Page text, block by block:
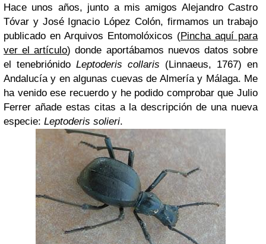
Hace unos años, junto a mis amigos Alejandro Castro
Tóvar y José Ignacio López Colón, firmamos un trabajo
publicado en Arquivos Entomolóxicos (Pincha aquí para
ver el artículo) donde aportábamos nuevos datos sobre
el tenebriónido Leptoderis collaris (Linnaeus, 1767) en
Andalucía y en algunas cuevas de Almería y Málaga. Me
ha venido ese recuerdo y he podido comprobar que Julio
Ferrer añade estas citas a la descripción de una nueva
especie: Leptoderis solieri.